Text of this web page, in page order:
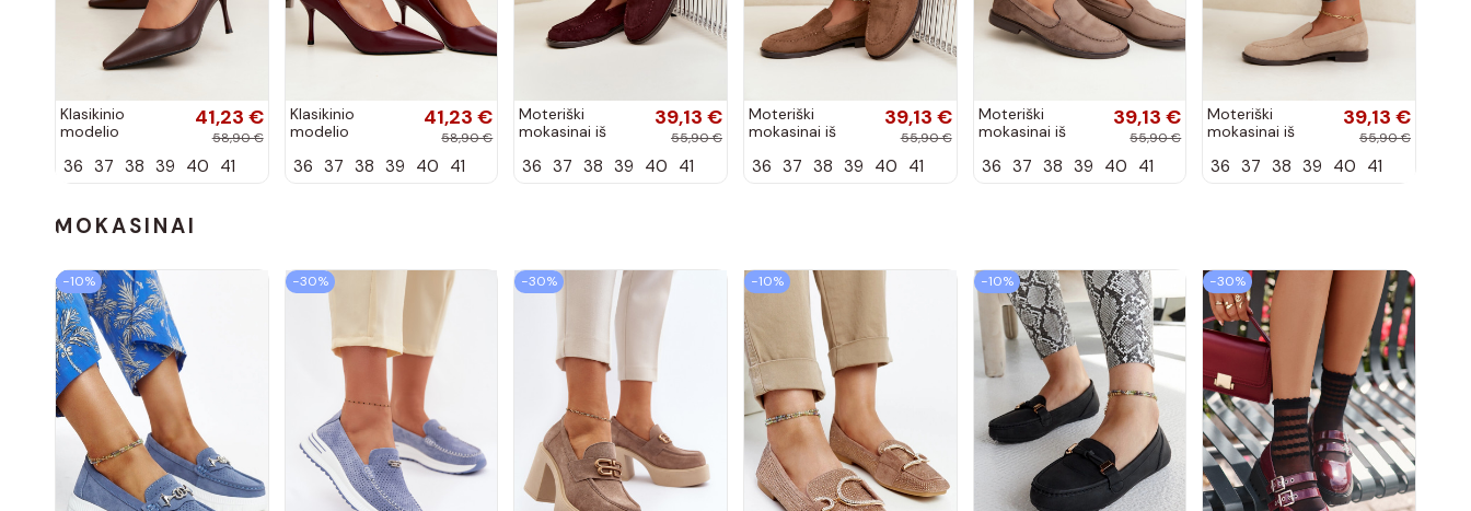
Klasikinio
modelio
bateliai iš
spalvos Nesha
41,23 €
58,90 €
36 37 38 39 40 41
Klasikinio
modelio
bateliai iš
41,23 €
58,90 €
36 37 38 39 40 41
Moteriški
mokasinai iš
zomšos, bordo
39,13 €
55,90 €
36 37 38 39 40 41
Moteriški
mokasinai iš
zomšos, rudos
39,13 €
55,90 €
36 37 38 39 40 41
Moteriški
mokasinai iš
zomšos, molio
39,13 €
55,90 €
36 37 38 39 40 41
Moteriški
mokasinai iš
zomšos, smėlio
39,13 €
55,90 €
36 37 38 39 40 41
MOKASINAI
−10% −30% −30% −10% −10% −30%